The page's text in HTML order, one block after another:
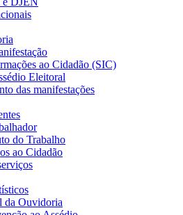
ao Cidadão (SIC)
Eleitoral
das manifestações
do Trabalho
ao Cidadão
da Ouvidoria